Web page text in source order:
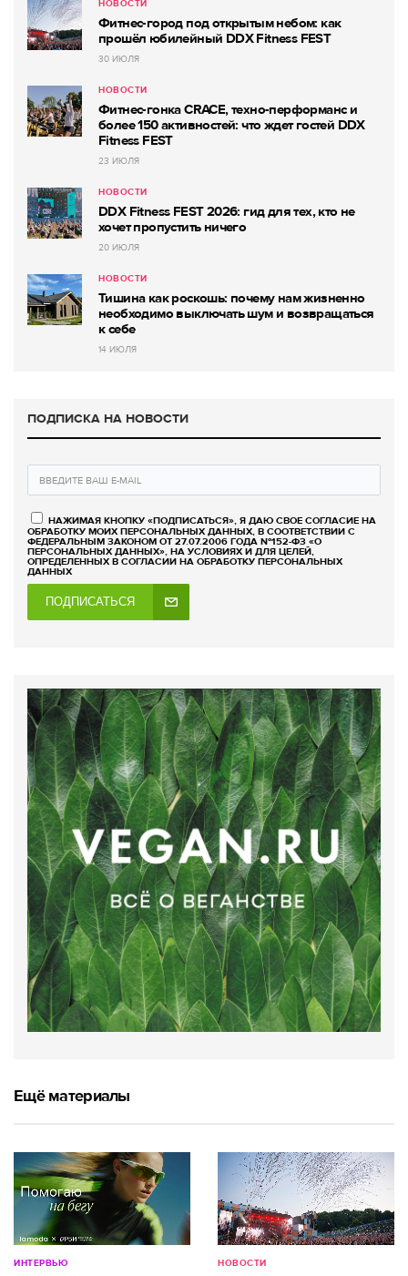
НОВОСТИ
Фитнес-город под открытым небом: как
прошёл юбилейный DDX Fitness FEST
30 ИЮЛЯ
НОВОСТИ
Фитнес-гонка CRACE, техно-перформанс и
более 150 активностей: что ждет гостей DDX
Fitness FEST
23 ИЮЛЯ
НОВОСТИ
DDX Fitness FEST 2026: гид для тех, кто не
хочет пропустить ничего
20 ИЮЛЯ
НОВОСТИ
Тишина как роскошь: почему нам жизненно
необходимо выключать шум и возвращаться
к себе
14 ИЮЛЯ
ПОДПИСКА НА НОВОСТИ
НАЖИМАЯ КНОПКУ «ПОДПИСАТЬСЯ», Я ДАЮ СВОЕ СОГЛАСИЕ НА
ОБРАБОТКУ МОИХ ПЕРСОНАЛЬНЫХ ДАННЫХ, В СООТВЕТСТВИИ С
ФЕДЕРАЛЬНЫМ ЗАКОНОМ ОТ 27.07.2006 ГОДА №152-ФЗ «О
ПЕРСОНАЛЬНЫХ ДАННЫХ», НА УСЛОВИЯХ И ДЛЯ ЦЕЛЕЙ,
ОПРЕДЕЛЕННЫХ В СОГЛАСИИ НА ОБРАБОТКУ ПЕРСОНАЛЬНЫХ
ДАННЫХ
ПОДПИСАТЬСЯ
Ещё материалы
ИНТЕРВЬЮ НОВОСТИ